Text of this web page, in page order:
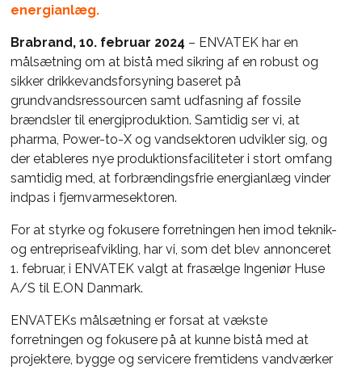
energianlæg.
Brabrand, 10. februar 2024 – ENVATEK har en
målsætning om at bistå med sikring af en robust og
sikker drikkevandsforsyning baseret på
grundvandsressourcen samt udfasning af fossile
brændsler til energiproduktion. Samtidig ser vi, at
pharma, Power-to-X og vandsektoren udvikler sig, og
der etableres nye produktionsfaciliteter i stort omfang
samtidig med, at forbrændingsfrie energianlæg vinder
indpas i fjernvarmesektoren.
For at styrke og fokusere forretningen hen imod teknik-
og entrepriseafvikling, har vi, som det blev annonceret
1. februar, i ENVATEK valgt at frasælge Ingeniør Huse
A/S til E.ON Danmark.
ENVATEKs målsætning er forsat at vækste
forretningen og fokusere på at kunne bistå med at
projektere, bygge og servicere fremtidens vandværker